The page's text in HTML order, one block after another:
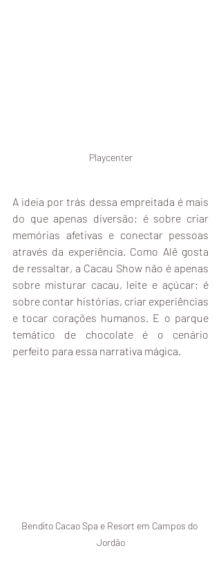
Playcenter
A ideia por trás dessa empreitada é mais
do que apenas diversão; é sobre criar
memórias afetivas e conectar pessoas
através da experiência. Como Alê gosta
de ressaltar, a Cacau Show não é apenas
sobre misturar cacau, leite e açúcar; é
sobre contar histórias, criar experiências
e tocar corações humanos. E o parque
temático de chocolate é o cenário
perfeito para essa narrativa mágica.
Bendito Cacao Spa e Resort em Campos do
Jordão